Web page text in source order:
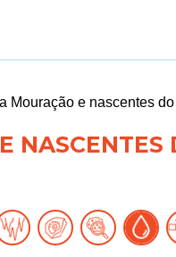
Mouração e nascentes